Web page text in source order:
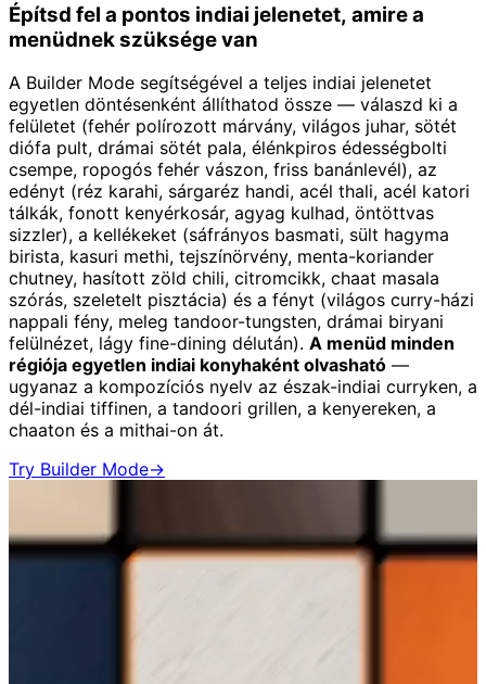
Építsd fel a pontos indiai jelenetet, amire a
menüdnek szüksége van
A Builder Mode segítségével a teljes indiai jelenetet
egyetlen döntésenként állíthatod össze — válaszd ki a
felületet (fehér polírozott márvány, világos juhar, sötét
diófa pult, drámai sötét pala, élénkpiros édességbolti
csempe, ropogós fehér vászon, friss banánlevél), az
edényt (réz karahi, sárgaréz handi, acél thali, acél katori
tálkák, fonott kenyérkosár, agyag kulhad, öntöttvas
sizzler), a kellékeket (sáfrányos basmati, sült hagyma
birista, kasuri methi, tejszínörvény, menta-koriander
chutney, hasított zöld chili, citromcikk, chaat masala
szórás, szeletelt pisztácia) és a fényt (világos curry-házi
nappali fény, meleg tandoor-tungsten, drámai biryani
felülnézet, lágy fine-dining délután). A menüd minden
régiója egyetlen indiai konyhaként olvasható —
ugyanaz a kompozíciós nyelv az észak-indiai curryken, a
dél-indiai tiffinen, a tandoori grillen, a kenyereken, a
chaaton és a mithai-on át.
Try Builder Mode→